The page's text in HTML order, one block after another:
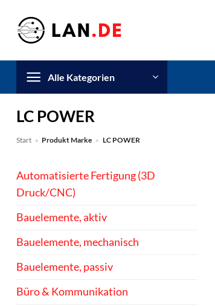
Inhalt
springen
Alle Kategorien
LC POWER
Start » Produkt Marke » LC POWER
Automatisierte Fertigung (3D
Druck/CNC)
Bauelemente, aktiv
Bauelemente, mechanisch
Bauelemente, passiv
Büro & Kommunikation